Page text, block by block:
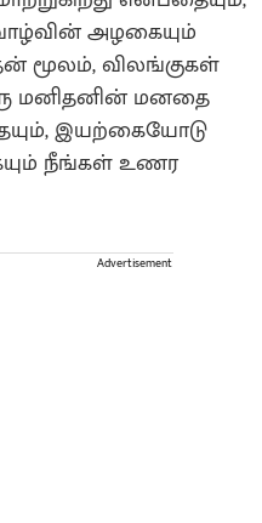
அழகையும்
மூலம், விலங்குகள்
மனிதனின் மனதை
இயற்கையோடு
நீங்கள் உணர
Advertisement